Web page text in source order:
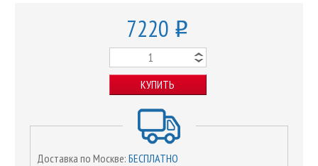
7220 o
КУПИТЬ
Доставка по Москве: БЕСПЛАТНО